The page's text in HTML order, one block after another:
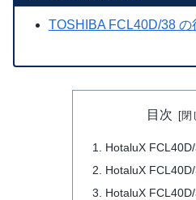
TOSHIBA FCL40D/38 の
目次
HotaluX
HotaluX
HotaluX